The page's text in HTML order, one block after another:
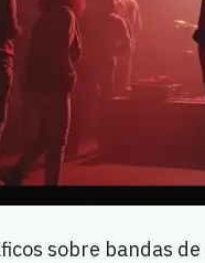
sobre bandas